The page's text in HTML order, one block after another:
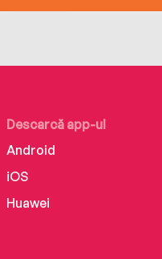
Descarcă app-ul
Android
iOS
Huawei